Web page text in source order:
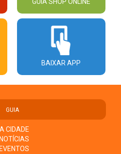
BAIXAR APP
GUIA
CIDADE